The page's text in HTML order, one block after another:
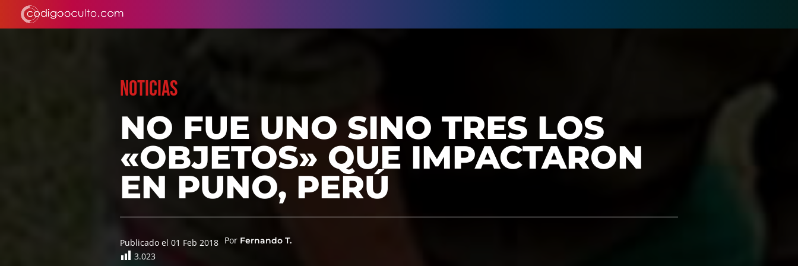
NOTICIAS
NO FUE UNO SINO TRES LOS
«OBJETOS» QUE IMPACTARON
EN PUNO, PERÚ
Publicado el 01 Feb 2018 Por Fernando T.
3.023